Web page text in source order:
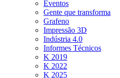
Eventos
Gente que transforma
Grafeno
Impressão 3D
Indústria 4.0
Informes Técnicos
K 2019
K 2022
K 2025